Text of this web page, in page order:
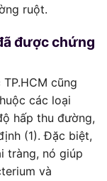
ruột.
được chứng
cũng
các loại
hấp thu đường,
(1). Đặc biệt,
tràng, nó giúp
và